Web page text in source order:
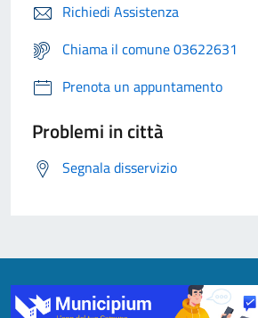
Richiedi Assistenza
Chiama il comune 03622631
Prenota un appuntamento
Problemi in città
Segnala disservizio